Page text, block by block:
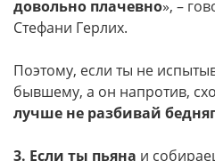
довольно плачевно», –
Стефани Герлих.
Поэтому, если ты не
бывшему, а он напротив,
лучше не разбивай
3. Если ты пьяна и